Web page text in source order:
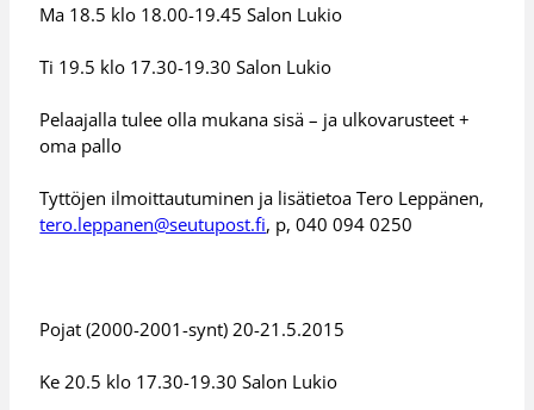
Ma 18.5 klo 18.00-19.45 Salon Lukio
Ti 19.5 klo 17.30-19.30 Salon Lukio
Pelaajalla tulee olla mukana sisä – ja ulkovarusteet +
oma pallo
Tyttöjen ilmoittautuminen ja lisätietoa Tero Leppänen,
tero.leppanen@seutupost.fi, p, 040 094 0250
Pojat (2000-2001-synt) 20-21.5.2015
Ke 20.5 klo 17.30-19.30 Salon Lukio